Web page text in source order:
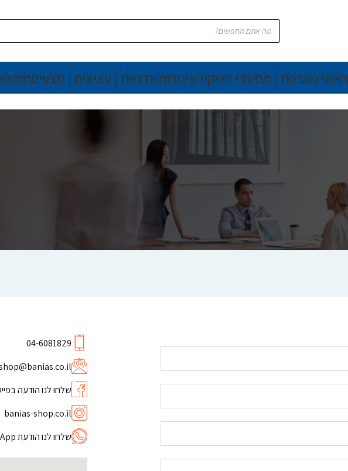
ראשי מערכת | מחשבי השקיהצינורותאדניות | עציצים | מצעים
04-6081829
שלחו לנו הודעה
banias-shop.co.il
שלחו לנו הודעת WhatsApp